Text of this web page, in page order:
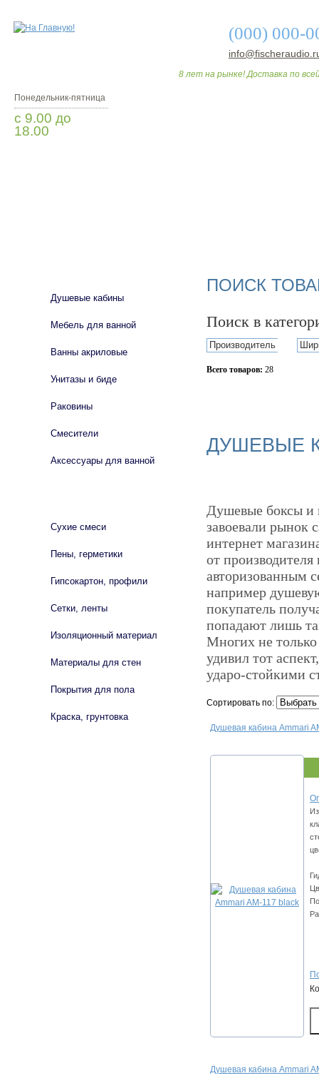
(000) 000-
8 лет на рынке! Доставка по
Понедельник-пятница
с 9.00 до
18.00
ПОИСК
Поиск в
Производитель
Всего товаров: 28
ДУШЕВЫЕ
Душевые боксы и
завоевали рынок
интернет
от
авторизованным
например
покупатель
попадают лишь
Многих не только
удивил тот
ударо-стойкими
Сортировать по:
Душевая кабина Ammari
Душевая кабина Ammari
Душевые кабины
Мебель для ванной
Ванны акриловые
Унитазы и биде
Раковины
Смесители
Аксессуары для ванной
Сухие смеси
Пены, герметики
Гипсокартон, профили
Сетки, ленты
Изоляционный материал
Материалы для стен
Покрытия для пола
Краска, грунтовка